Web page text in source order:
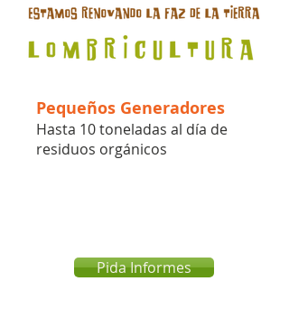
Pequeños Generadores
​​Hasta 10 toneladas al día de
residuos orgánicos
Pida Informes